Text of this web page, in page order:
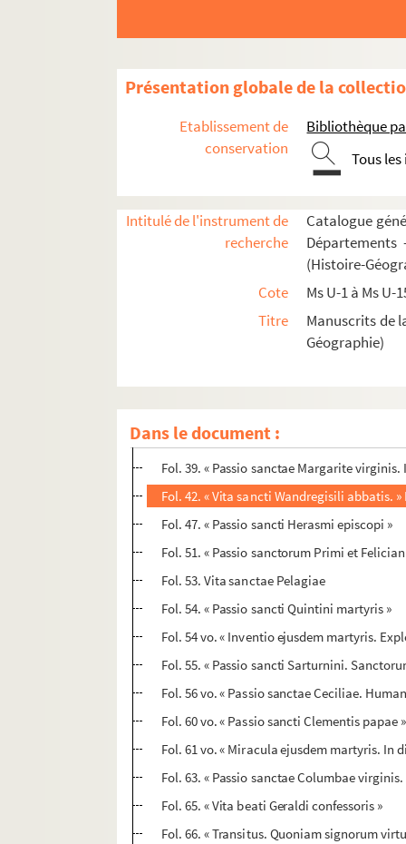
Présentation globale de la
Etablissement de
conservation
Bibliothèque
Tous
Intitulé de l'instrument de
recherche
Catalogue
Départements
(Histoire-
Cote
Ms U-1 à Ms U-
Titre
Manuscrits de
Géographie)
Dans le document :
Ms U-34. Annales minorum Capucinorum,
Ms U-35. Vitae sanctorum
Fol. 1. « Gesta beati Sulpicii, episcopi et
Fol. 3 vo. « Vita sancti Launomari. David
Fol. 8. « Vita sancti Beati. Cum igitur per
Fol. 10. « Vita sancti Silvestri papae »
Fol. 13. « Vita sancti Nicholai. Beatus
Fol. 20. « Item de miraculis... Quodam
Fol. 24. « Passio sanctorum martyrum
Fol. 24 vo. « Prologus miraculorum
Fol. 25. « Passio sancti Felicis martyris.
Fol. 26 vo. « Passio sancte Savinae.
Fol. 27. « Passio sancti Donati episcopi »
Fol. 32. « Passio sancti Leodegarii
Fol. 39. « Passio sanctae Margarite
Fol. 42. « Vita sancti Wandregisili abbatis.
Fol. 47. « Passio sancti Herasmi episcopi »
Fol. 51. « Passio sanctorum Primi et
Fol. 53. Vita sanctae Pelagiae
Fol. 54. « Passio sancti Quintini martyris »
Fol. 54 vo. « Inventio ejusdem martyris.
Fol. 55. « Passio sancti Sarturnini.
Fol. 56 vo. « Passio sanctae Ceciliae.
Fol. 60 vo. « Passio sancti Clementis papae »
Fol. 61 vo. « Miracula ejusdem martyris. In
Fol. 63. « Passio sanctae Columbae
Fol. 65. « Vita beati Geraldi confessoris »
Fol. 66. « Transitus. Quoniam signorum